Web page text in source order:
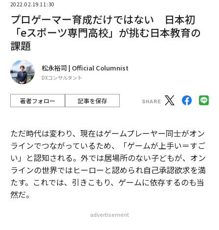
2022.02.19 11:30
プロゲーマー育成だけではない 日本初
「eスポーツ専門高校」が挑む日本教育の
課題
松永裕司 | Official Columnist
DXコンサルタント
著者フォロー 記事を保存
ただ時代は変わり、現在はゲームプレーヤー同士がオン
ラインでつながっているため、「ゲームが上手い＝すご
い」と認知される。外では居場所のない子どもが、オン
ラインの世界ではヒーローと認められ自己承認欲求を満
たす。これでは、引きこもり、ゲームに依存するのも当
然だ。
advertisement